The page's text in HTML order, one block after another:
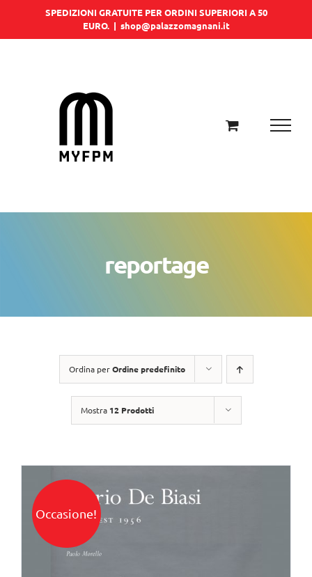
SPEDIZIONI GRATUITE PER ORDINI SUPERIORI A 50
EURO. | shop@palazzomagnani.it
reportage
Ordina perOrdine predefinito
Mostra 12 Prodotti
Occasione!